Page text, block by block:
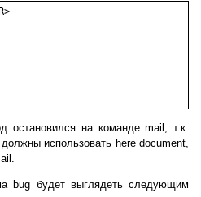
остановился на команде mail, т.к.
использовать here document,
bug будет выглядеть следующим